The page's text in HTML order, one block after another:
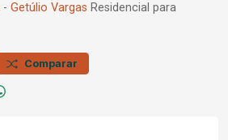
- Getúlio Vargas Residencial para
Comparar